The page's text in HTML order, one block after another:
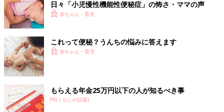
日々「小児慢性機能性便秘症」の怖さ・ママの声
赤ちゃん・育児
これって便秘？うんちの悩みに答えます
赤ちゃん・育児
もらえる年金25万円以下の人が知るべき事
PR(くらしの話題)